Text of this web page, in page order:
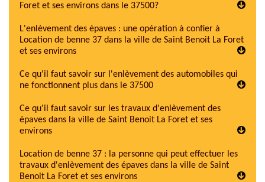
Foret et ses environs dans le 37500?
L'enlèvement des épaves : une opération à confier à
Location de benne 37 dans la ville de Saint Benoit La Foret
et ses environs
Ce qu'il faut savoir sur l'enlèvement des automobiles qui
ne fonctionnent plus dans le 37500
Ce qu'il faut savoir sur les travaux d'enlèvement des
épaves dans la ville de Saint Benoit La Foret et ses
environs
Location de benne 37 : la personne qui peut effectuer les
travaux d'enlèvement des épaves dans la ville de Saint
Benoit La Foret et ses environs